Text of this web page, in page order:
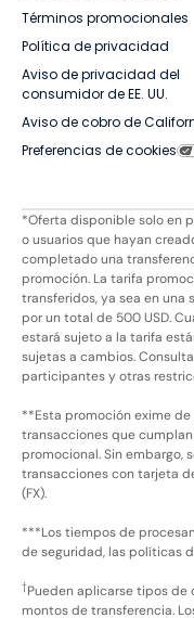
Términos promocionales
Política de privacidad
Aviso de privacidad del
consumidor de EE. UU.
Aviso de cobro de
Preferencias de cookies
*Oferta disponible solo en
o usuarios que hayan
completado una
promoción. La tarifa
transferidos, ya sea en una
por un total de 500 USD.
estará sujeto a la tarifa
sujetas a cambios.
participantes y otras
**Esta promoción exime
transacciones que
promocional. Sin embargo,
transacciones con tarjeta
(FX).
***Los tiempos de
de seguridad, las políticas
†Pueden aplicarse tipos
montos de transferencia.